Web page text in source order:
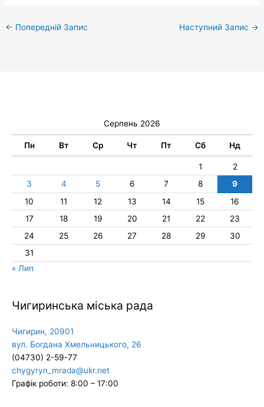
← Попередній Запис Наступний Запис →
Серпень 2026
Пн Вт Ср Чт Пт Сб Нд
1
2
3
4 5 6 7 8
9
10
11 12 13 14 15
16
17
18 19 20 21 22
23
24
25 26 27 28 29
30
31
« Лип
Чигиринська міська рада
Чигирин, 20901
вул. Богдана Хмельницького, 26
(04730) 2-59-77
chygyryn_mrada@ukr.net
Графік роботи: 8:00 – 17:00